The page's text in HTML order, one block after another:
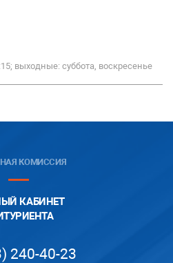
выходные: суббота, воскресенье
КОМИССИЯ
КАБИНЕТ
240-40-23